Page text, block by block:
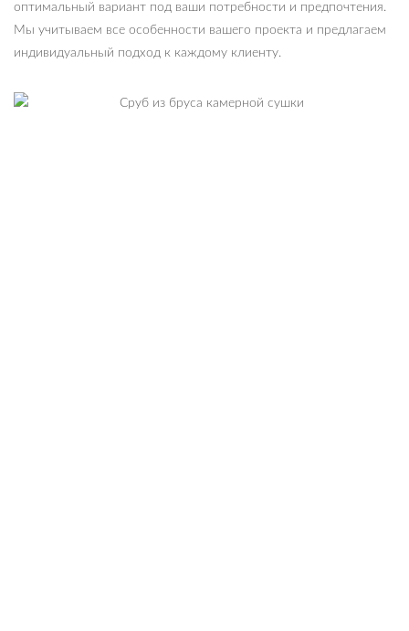
оптимальный вариант под ваши потребности и предпочтения.
Мы учитываем все особенности вашего проекта и предлагаем
индивидуальный подход к каждому клиенту.